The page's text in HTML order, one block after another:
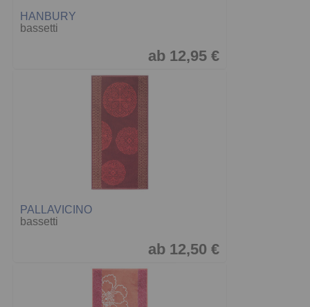
HANBURY
bassetti
ab 12,95 €
PALLAVICINO
bassetti
ab 12,50 €